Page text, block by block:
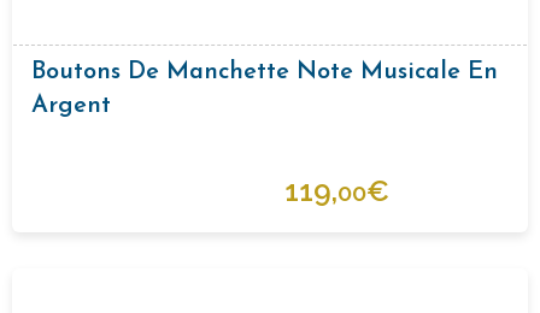
Boutons De Manchette Note Musicale En
Argent
119,00€